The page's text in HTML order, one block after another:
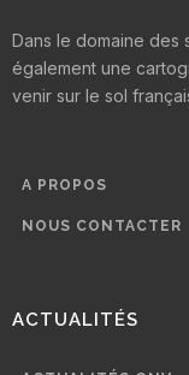
Dans le domaine des
également une
venir sur le sol
A PROPOS
NOUS CONTACTER
ACTUALITÉS